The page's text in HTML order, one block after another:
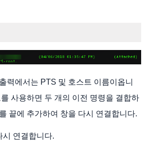
력에서는 PTS 및 호스트 이름이옵니
사용하면 두 개의 이전 명령을 결합하
끝에 추가하여 창을 다시 연결합니다.
시 연결합니다.